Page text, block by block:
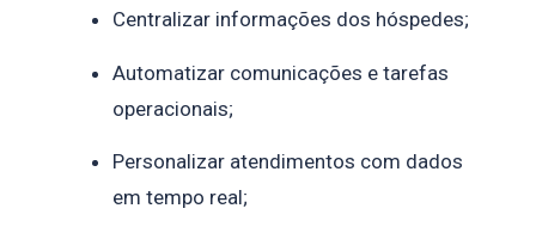
Centralizar informações dos hóspedes;
Automatizar comunicações e tarefas
operacionais;
Personalizar atendimentos com dados
em tempo real;